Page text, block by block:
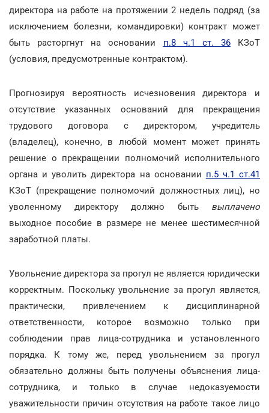
директора на работе на протяжении 2 недель подряд (за
исключением болезни, командировки) контракт может
быть расторгнут на основании п.8 ч.1 ст. 36КЗоТ
(условия, предусмотренные контрактом).
Прогнозируя вероятность исчезновения директора и
отсутствие указанных оснований для прекращения
трудового договора с директором, учредитель
(владелец), конечно, в любой момент может принять
решение о прекращении полномочий исполнительного
органа и уволить директора на основании п.5 ч.1 ст.41
КЗоТ (прекращение полномочий должностных лиц), но
уволенному директору должно быть выплачено
выходное пособие в размере не менее шестимесячной
заработной платы.
Увольнение директора за прогул не является юридически
корректным. Поскольку увольнение за прогул является,
практически, привлечением к дисциплинарной
ответственности, которое возможно только при
соблюдении прав лица-сотрудника и установленного
порядка. К тому же, перед увольнением за прогул
обязательно должны быть получены объяснения лица-
сотрудника, и только в случае недоказуемости
уважительности причин отсутствия на работе такое лицо